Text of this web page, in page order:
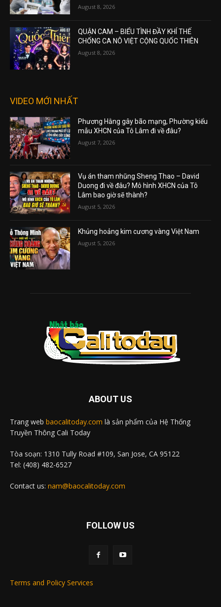
August 8, 2026
QUẬN CAM – BIỂU TÌNH ĐẦY KHÍ THẾ
CHỐNG CA NÔ VIỆT CỘNG QUỐC THIÊN
August 8, 2026
VIDEO MỚI NHẤT
Phương Hằng gây bão mạng, Phường kiểu
mẫu XHCN của Tô Lâm đi về đâu?
August 7, 2026
Vụ án tham nhũng Sheng Thao – David
Duong đi về đâu? Mô hình XHCN của Tô
Lâm bao giờ sẽ thành?
August 5, 2026
Khủng hoảng kim cương vàng Việt Nam
August 5, 2026
ABOUT US
Trang web baocalitoday.com là sản phẩm của Hệ Thống
Truyền Thông Cali Today
Tòa soạn: 1310 Tully Road #109, San Jose, CA 95122
Tel: (408) 482-6527
Contact us: nam@baocalitoday.com
FOLLOW US
Terms and Policy Services